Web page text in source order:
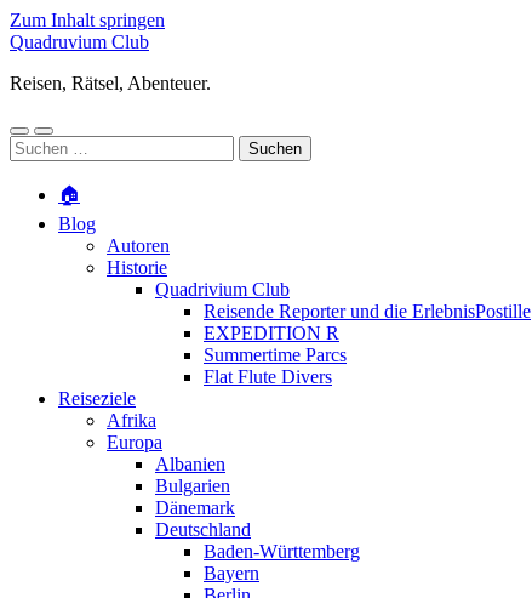
Zum Inhalt springen
Quadruvium Club
Reisen, Rätsel, Abenteuer.
Mobile-
Menü
Suchfeld
ein-/ausblenden
Suchen
nach:
🏠
Blog
Autoren
Historie
Quadrivium Club
Reisende Reporter und die ErlebnisPostille
EXPEDITION R
Summertime Parcs
Flat Flute Divers
Reiseziele
Afrika
Europa
Albanien
Bulgarien
Dänemark
Deutschland
Baden-Württemberg
Bayern